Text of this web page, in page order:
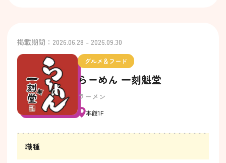
掲載期間：2026.06.28 - 2026.09.30
グルメ＆フード
らーめん 一刻魁堂
ラーメン
本館1F
職種